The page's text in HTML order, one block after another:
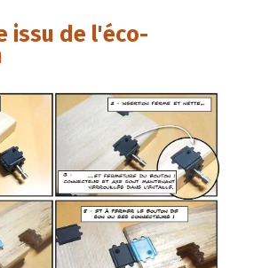
issu de l'éco-